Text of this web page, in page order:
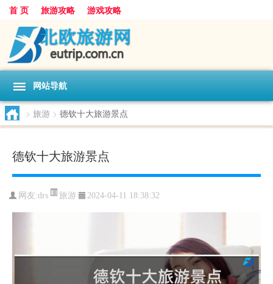
首 页 旅游攻略 游戏攻略
网站导航
> 旅游 > 德钦十大旅游景点
德钦十大旅游景点
网友:drs 旅游 2024-04-11 18:38:32